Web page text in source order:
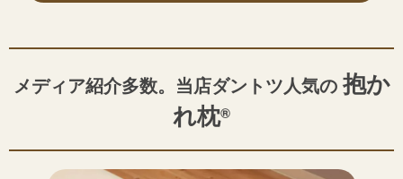
メディア紹介多数。当店ダントツ⼈気の 抱か
れ枕®